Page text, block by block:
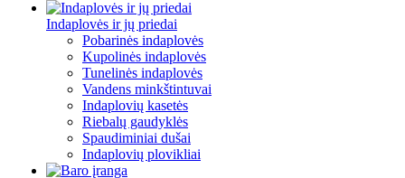
Indaplovės ir jų priedai
Pobarinės indaplovės
Kupolinės indaplovės
Tunelinės indaplovės
Vandens minkštintuvai
Indaplovių kasetės
Riebalų gaudyklės
Spaudiminiai dušai
Indaplovių plovikliai